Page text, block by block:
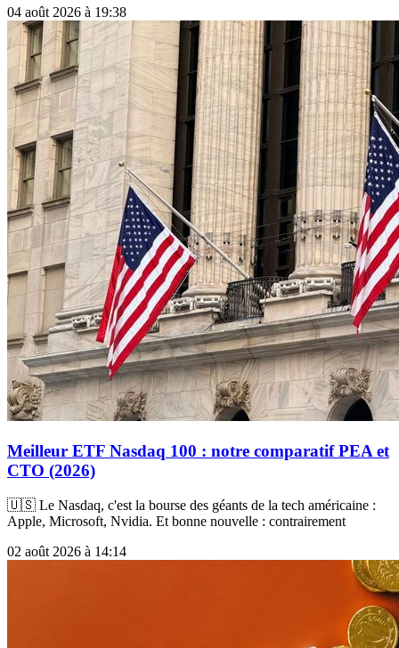
04 août 2026 à 19:38
Meilleur ETF Nasdaq 100 : notre comparatif PEA et
CTO (2026)
🇺🇸 Le Nasdaq, c'est la bourse des géants de la tech américaine :
Apple, Microsoft, Nvidia. Et bonne nouvelle : contrairement
02 août 2026 à 14:14